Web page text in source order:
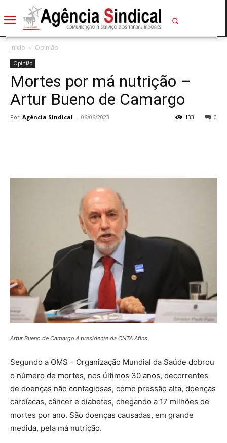
Início Opinião
Opinião
Mortes por má nutrição –
Artur Bueno de Camargo
Por Agência Sindical - 06/06/2023 0
133
Artur Bueno de Camargo é presidente da CNTA Afins
Segundo a OMS – Organização Mundial da Saúde dobrou
o número de mortes, nos últimos 30 anos, decorrentes
de doenças não contagiosas, como pressão alta, doenças
cardíacas, câncer e diabetes, chegando a 17 milhões de
mortes por ano. São doenças causadas, em grande
medida, pela má nutrição.